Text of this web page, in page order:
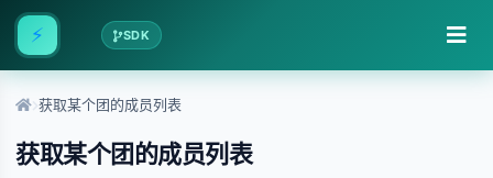
⚡ SDK
获取某个团的成员列表
获取某个团的成员列表